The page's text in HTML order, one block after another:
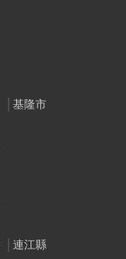
基隆市
連江縣